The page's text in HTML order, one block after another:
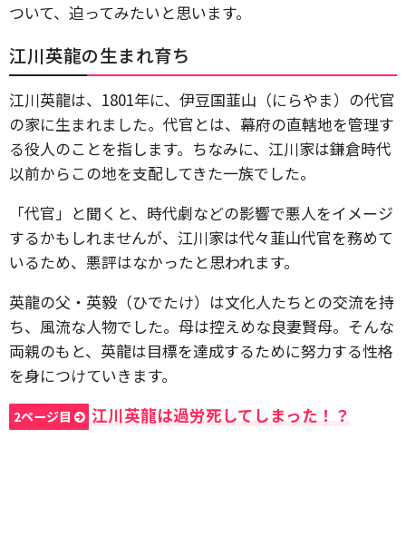
ついて、迫ってみたいと思います。
江川英龍の生まれ育ち
江川英龍は、1801年に、伊豆国韮山（にらやま）の代官
の家に生まれました。代官とは、幕府の直轄地を管理す
る役人のことを指します。ちなみに、江川家は鎌倉時代
以前からこの地を支配してきた一族でした。
「代官」と聞くと、時代劇などの影響で悪人をイメージ
するかもしれませんが、江川家は代々韮山代官を務めて
いるため、悪評はなかったと思われます。
英龍の父・英毅（ひでたけ）は文化人たちとの交流を持
ち、風流な人物でした。母は控えめな良妻賢母。そんな
両親のもと、英龍は目標を達成するために努力する性格
を身につけていきます。
2ページ目 江川英龍は過労死してしまった！？